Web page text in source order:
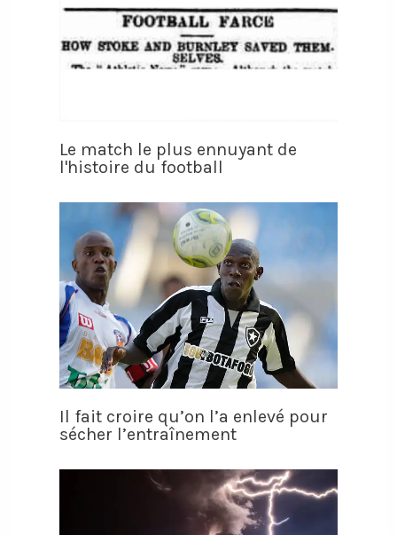
Le match le plus ennuyant de
l'histoire du football
Il fait croire qu’on l’a enlevé pour
sécher l’entraînement